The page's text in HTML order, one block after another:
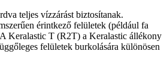
teljes vízzárást biztosítanak.
érintkező felületek (például fa
Keralastic T (R2T) a Keralastic állékony
felületek burkolására különösen